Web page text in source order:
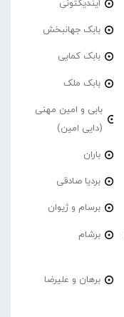
ایندیکتونی
بابک جهانبخش
بابک کمایی
بابک ملک
بابی و امین مهنی
(دایی امین)
باران
بردیا صادقی
برسام و ژیوان
برشام
برهان و علیرضا